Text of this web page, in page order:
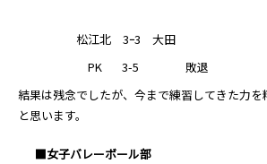
松江北 3ｰ3 大田
PK 3-5 敗退
結果は残念でしたが、今まで練習してきた力
と思います。
■女子バレーボール部